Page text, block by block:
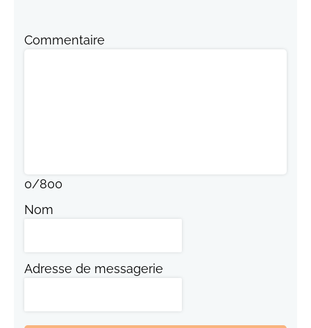
Commentaire
0/800
Nom
Adresse de messagerie